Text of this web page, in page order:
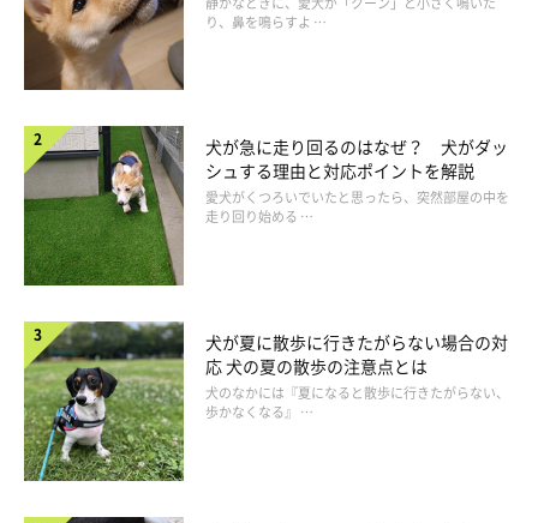
り、鼻を鳴らすよ …
犬が急に走り回るのはなぜ？ 犬がダッ
シュする理由と対応ポイントを解説
愛犬がくつろいでいたと思ったら、突然部屋の中を
走り回り始める …
犬が夏に散歩に行きたがらない場合の対
応 犬の夏の散歩の注意点とは
犬のなかには『夏になると散歩に行きたがらない、
歩かなくなる』 …